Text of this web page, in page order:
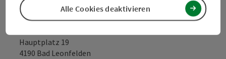
Tourismusverband Mühlviertel
Hauptplatz 19
4190 Bad Leonfelden
Alle Cookies deaktivieren